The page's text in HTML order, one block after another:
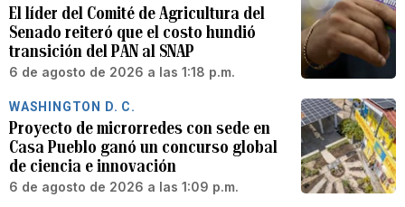
El líder del Comité de Agricultura del
Senado reiteró que el costo hundió
transición del PAN al SNAP
6 de agosto de 2026 a las 1:18 p.m.
WASHINGTON D. C.
Proyecto de microrredes con sede en
Casa Pueblo ganó un concurso global
de ciencia e innovación
6 de agosto de 2026 a las 1:09 p.m.